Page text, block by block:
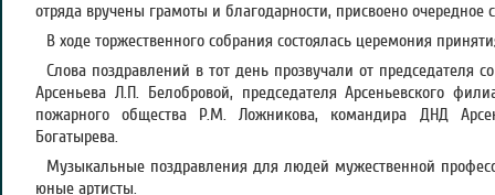
отряда вручены грамоты и благодарности, присвоено очередное
В ходе торжественного собрания состоялась церемония
Слова поздравлений в тот день прозвучали от председателя
Арсеньева Л.П. Белобровой, председателя Арсеньевского
пожарного общества Р.М. Ложникова, командира ДНД
Богатырева.
Музыкальные поздравления для людей мужественной
юные артисты.